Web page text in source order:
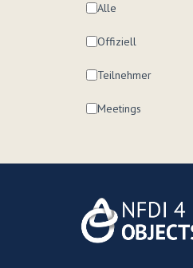
Alle
Offiziell
Teilnehmer
Meetings